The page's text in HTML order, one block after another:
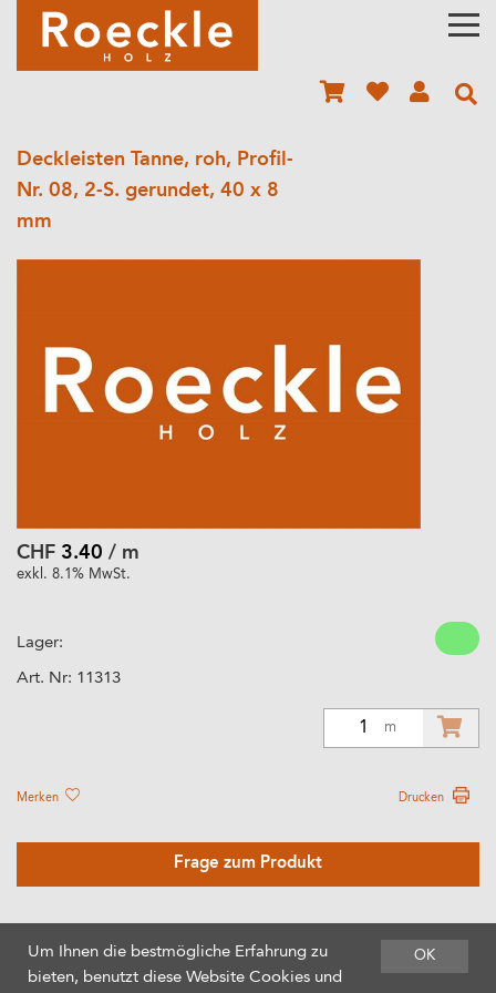
Deckleisten Tanne, roh, Profil-
Nr. 08, 2-S. gerundet, 40 x 8
mm
CHF 3.40 / m
exkl. 8.1% MwSt.
Lager:
Art. Nr: 11313
m
Merken Drucken
Frage zum Produkt
OK
Um Ihnen die bestmögliche Erfahrung zu
bieten, benutzt diese Website Cookies und